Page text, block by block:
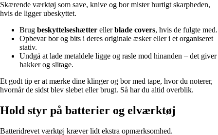
Skærende værktøj som save, knive og bor mister hurtigt skarpheden,
hvis de ligger ubeskyttet.
Brug beskyttelseshætter ellerblade covers, hvis de fulgte med.
Opbevar bor og bits i deres originale æsker eller i et organiseret
stativ.
Undgå at lade metaldele ligge og rasle mod hinanden – det giver
hakker og slitage.
Et godt tip er at mærke dine klinger og bor med tape, hvor du noterer,
hvornår de sidst blev slebet eller brugt. Så har du altid overblik.
Hold styr på batterier og elværktøj
Batteridrevet værktøj kræver lidt ekstra opmærksomhed.